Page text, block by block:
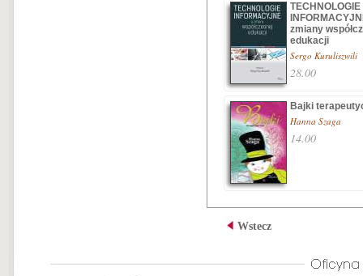
TECHNOLOGIE
zmiany
edukacji
Sergo Kuruliszwili
28.00
Bajki
Hanna Szaga
14.00
Wstecz